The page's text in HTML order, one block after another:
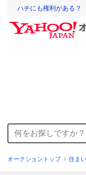
ハチにも権利がある
オークショントップ 住ま